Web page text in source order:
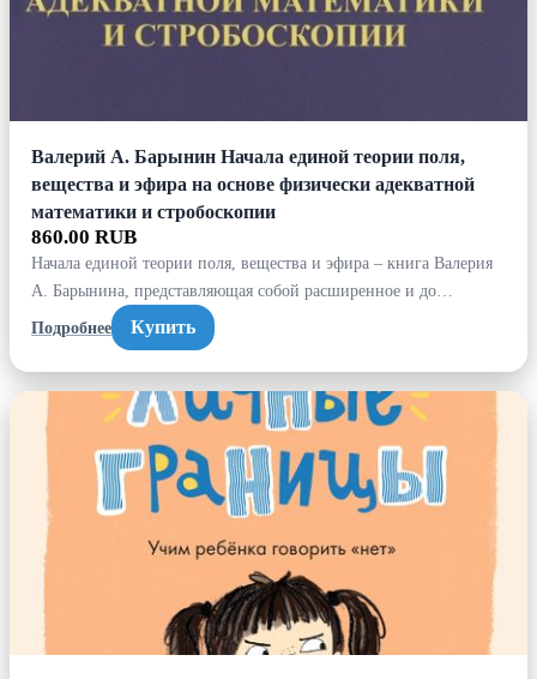
Валерий А. Барынин Начала единой теории поля,
вещества и эфира на основе физически адекватной
математики и стробоскопии
860.00 RUB
Начала единой теории поля, вещества и эфира – книга Валерия
А. Барынина, представляющая собой расширенное и до…
Подробнее
Купить